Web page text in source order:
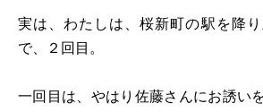
実は、わたしは、桜新町の駅を降
で、２回目。
一回目は、やはり佐藤さんにお誘い